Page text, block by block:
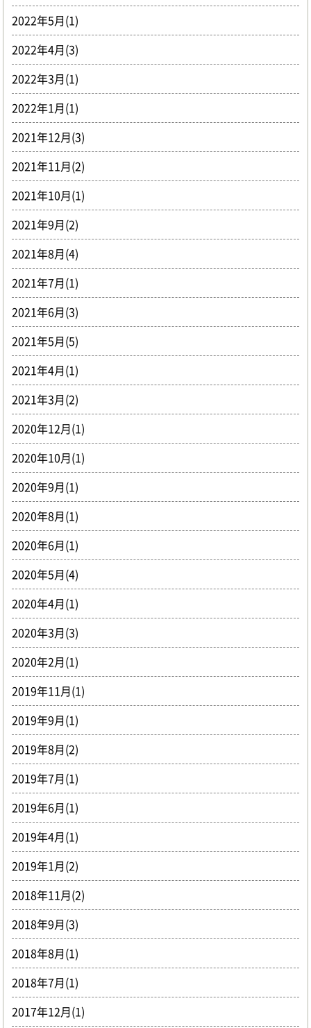
2022年5月(1)
2022年4月(3)
2022年3月(1)
2022年1月(1)
2021年12月(3)
2021年11月(2)
2021年10月(1)
2021年9月(2)
2021年8月(4)
2021年7月(1)
2021年6月(3)
2021年5月(5)
2021年4月(1)
2021年3月(2)
2020年12月(1)
2020年10月(1)
2020年9月(1)
2020年8月(1)
2020年6月(1)
2020年5月(4)
2020年4月(1)
2020年3月(3)
2020年2月(1)
2019年11月(1)
2019年9月(1)
2019年8月(2)
2019年7月(1)
2019年6月(1)
2019年4月(1)
2019年1月(2)
2018年11月(2)
2018年9月(3)
2018年8月(1)
2018年7月(1)
2017年12月(1)